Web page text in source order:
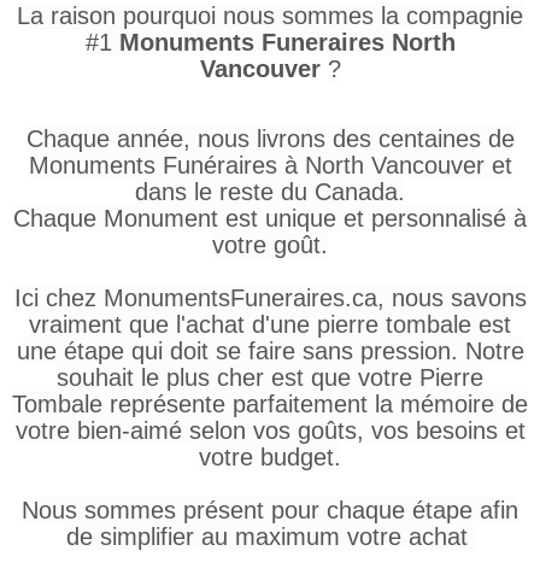
La raison pourquoi nous sommes la compagnie
#1 Monuments Funeraires North
Vancouver ?
Chaque année, nous livrons des centaines de
Monuments Funéraires à North Vancouver et
dans le reste du Canada.
Chaque Monument est unique et personnalisé à
votre goût.
Ici chez MonumentsFuneraires.ca, nous savons
vraiment que l'achat d'une pierre tombale est
une étape qui doit se faire sans pression. Notre
souhait le plus cher est que votre Pierre
Tombale représente parfaitement la mémoire de
votre bien-aimé selon vos goûts, vos besoins et
votre budget.
Nous sommes présent pour chaque étape afin
de simplifier au maximum votre achat